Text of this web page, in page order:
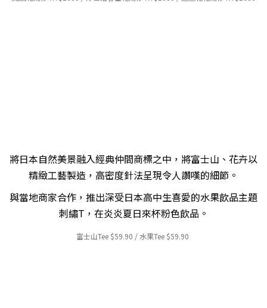
將日本自然美景融入經典仲間商標之中，將富士山、花卉以
精緻工藝製造，高密度針法呈現令人讚嘆的細節。
與當地商家合作，推出深受日本高中生喜愛的水果飲品主題
刺繡T，在炎炎夏日來杯粉色飲品。
富士山Tee $59.90 / 水果Tee $59.90